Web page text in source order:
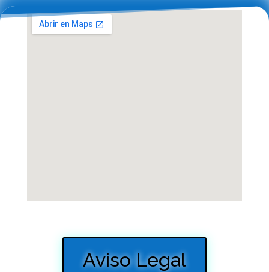
Aviso Legal